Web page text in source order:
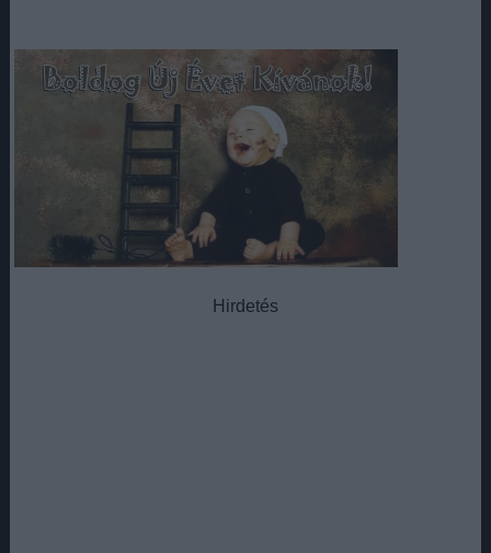
Hirdetés